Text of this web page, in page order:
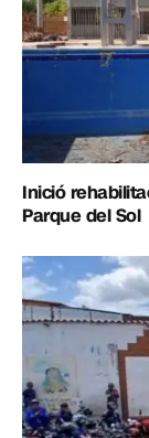
Inició
Parque del Sol